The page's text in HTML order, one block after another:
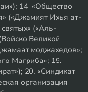
14. «Общество
(«Джамият Ихья ат-
(«Аль-
Великой
моджахедов»;
Магриба»; 19.
20. «Синдикат
организация